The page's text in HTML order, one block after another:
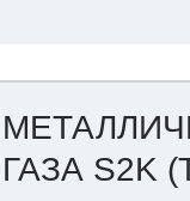
ГАЗА S2K